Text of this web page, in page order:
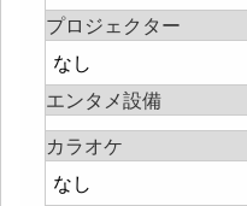
プロジェクター
なし
エンタメ設備
カラオケ
なし